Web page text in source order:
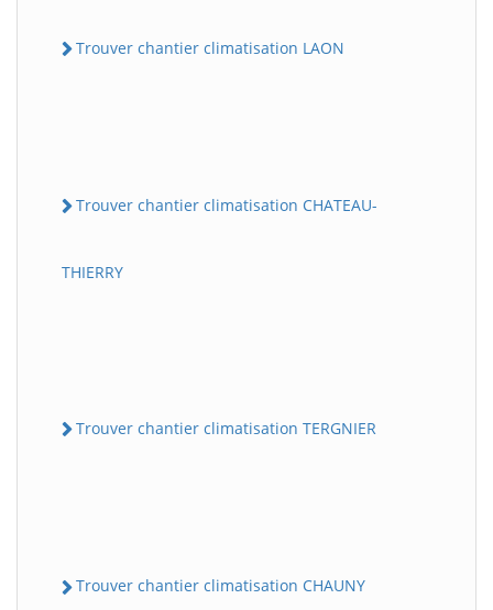
Trouver chantier climatisation LAON
Trouver chantier climatisation CHATEAU-
THIERRY
Trouver chantier climatisation TERGNIER
Trouver chantier climatisation CHAUNY